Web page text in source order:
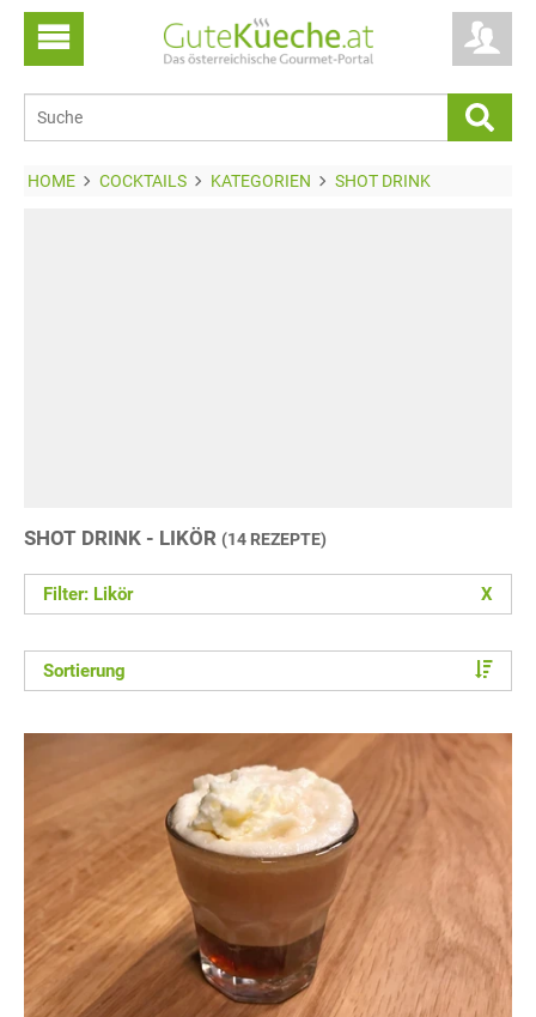
HOME COCKTAILS KATEGORIEN SHOT DRINK
SHOT DRINK - LIKÖR (14 REZEPTE)
Filter: Likör X
Sortierung